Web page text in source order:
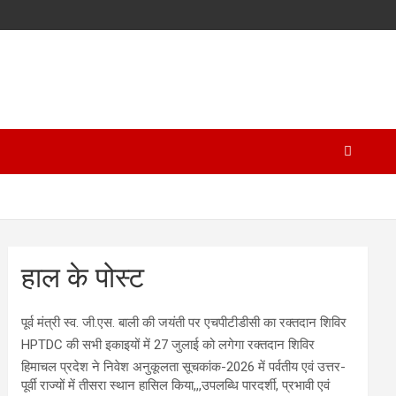
हाल के पोस्ट
पूर्व मंत्री स्व. जी.एस. बाली की जयंती पर एचपीटीडीसी का रक्तदान शिविर
HPTDC की सभी इकाइयों में 27 जुलाई को लगेगा रक्तदान शिविर
हिमाचल प्रदेश ने निवेश अनुकूलता सूचकांक-2026 में पर्वतीय एवं उत्तर-
पूर्वी राज्यों में तीसरा स्थान हासिल किया,,,उपलब्धि पारदर्शी, प्रभावी एवं